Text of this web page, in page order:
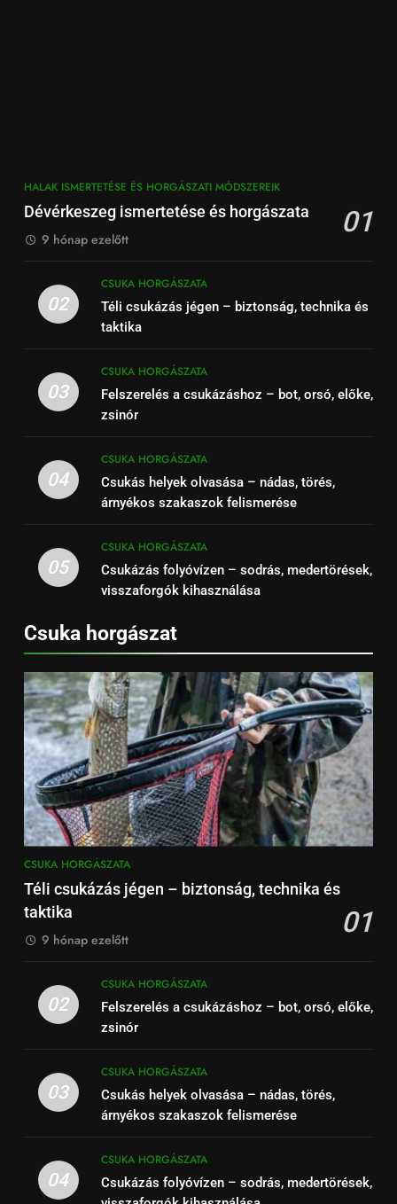
HALAK ISMERTETÉSE ÉS HORGÁSZATI MÓDSZEREIK
Dévérkeszeg ismertetése és horgászata 01
9 hónap ezelőtt
02
CSUKA HORGÁSZATA
Téli csukázás jégen – biztonság, technika és
taktika
03
CSUKA HORGÁSZATA
Felszerelés a csukázáshoz – bot, orsó, előke,
zsinór
04
CSUKA HORGÁSZATA
Csukás helyek olvasása – nádas, törés,
árnyékos szakaszok felismerése
05
CSUKA HORGÁSZATA
Csukázás folyóvízen – sodrás, medertörések,
visszaforgók kihasználása
Csuka horgászat
CSUKA HORGÁSZATA
Téli csukázás jégen – biztonság, technika és
taktika
01
9 hónap ezelőtt
02
CSUKA HORGÁSZATA
Felszerelés a csukázáshoz – bot, orsó, előke,
zsinór
03
CSUKA HORGÁSZATA
Csukás helyek olvasása – nádas, törés,
árnyékos szakaszok felismerése
04
CSUKA HORGÁSZATA
Csukázás folyóvízen – sodrás, medertörések,